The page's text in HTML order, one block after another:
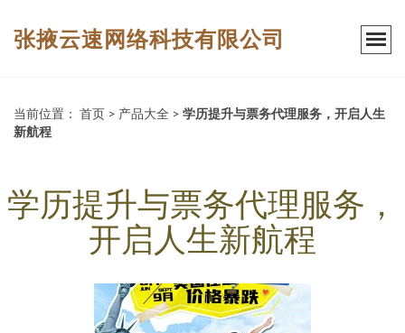
张掖云速网络科技有限公司
当前位置： 首页 > 产品大全 > 学历提升与票务代理服务，开启人生
新航程
学历提升与票务代理服务，
开启人生新航程